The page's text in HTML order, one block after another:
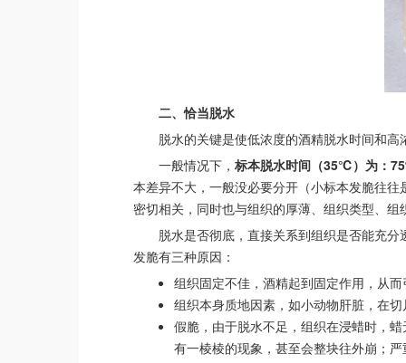
二、恰当脱水
脱水的关键是使低浓度的酒精脱水时间和
一般情况下， 标本脱水时间（35℃）为：
本差异不大，一般没必要分开（小标本发脆往
密切相关，同时也与组织的厚薄、组织类型、
脱水是否彻底，直接关系到组织是否能充
发脆有三种原因：
组织固定不佳，酒精起到固定作用，从
组织本身质地因素，如小动物肝脏，在
假脆，由于脱水不足，组织在浸蜡时，
有一棱棱的现象，甚至会整块往外崩；